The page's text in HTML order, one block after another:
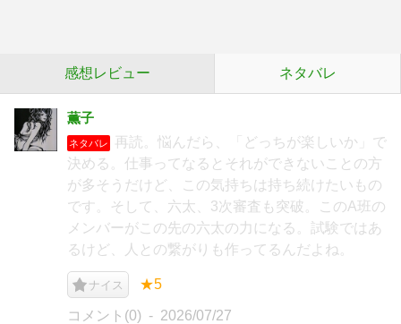
感想レビュー ネタバレ
薫子
ネタバレ
再読。悩んだら、「どっちが楽しいか」で
決める。仕事ってなるとそれができないことの方
が多そうだけど、この気持ちは持ち続けたいもの
です。そして、六太、3次審査も突破。このA班の
メンバーがこの先の六太の力になる。試験ではあ
るけど、人との繋がりも作ってるんだよね。
ナイス ★5
コメント(0) 2026/07/27